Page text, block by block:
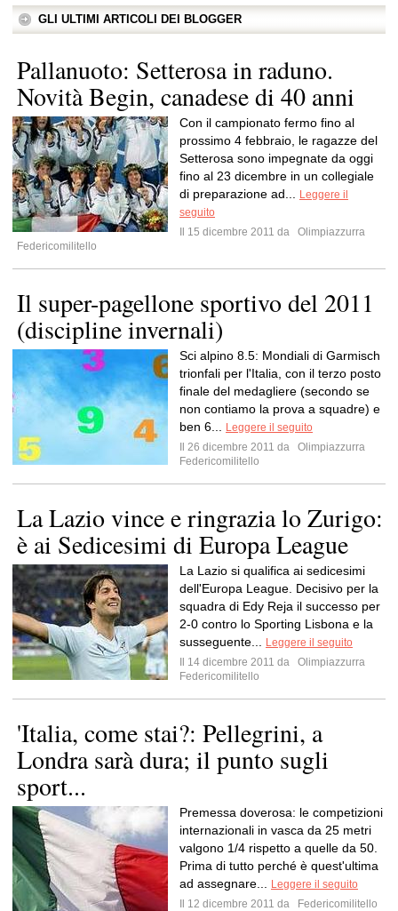
GLI ULTIMI ARTICOLI DEI BLOGGER
Pallanuoto: Setterosa in raduno.
Novità Begin, canadese di 40 anni
Con il campionato fermo fino al
prossimo 4 febbraio, le ragazze del
Setterosa sono impegnate da oggi
fino al 23 dicembre in un collegiale
di preparazione ad...
Leggere il
seguito
Il 15 dicembre 2011 da
Olimpiazzurra
Federicomilitello
Il super-pagellone sportivo del 2011
(discipline invernali)
Sci alpino 8.5: Mondiali di Garmisch
trionfali per l'Italia, con il terzo posto
finale del medagliere (secondo se
non contiamo la prova a squadre) e
ben 6...
Leggere il seguito
Il 26 dicembre 2011 da
Olimpiazzurra
Federicomilitello
La Lazio vince e ringrazia lo Zurigo:
è ai Sedicesimi di Europa League
La Lazio si qualifica ai sedicesimi
dell'Europa League. Decisivo per la
squadra di Edy Reja il successo per
2-0 contro lo Sporting Lisbona e la
susseguente...
Leggere il seguito
Il 14 dicembre 2011 da
Olimpiazzurra
Federicomilitello
'Italia, come stai?: Pellegrini, a
Londra sarà dura; il punto sugli
sport...
Premessa doverosa: le competizioni
internazionali in vasca da 25 metri
valgono 1/4 rispetto a quelle da 50.
Prima di tutto perché è quest'ultima
ad assegnare...
Leggere il seguito
Il 12 dicembre 2011 da
Federicomilitello